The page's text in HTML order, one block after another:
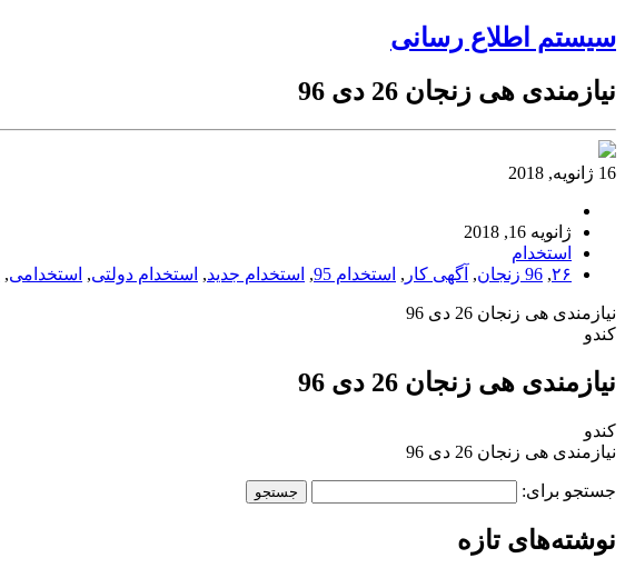
سیستم اطلاع رسانی
نیازمندی هی زنجان 26 دی 96
16 ژانویه, 2018
ژانویه 16, 2018
استخدام
۲۶, 96 زنجان , آگهی کار , استخدام 95 , استخدام جدید, استخدام دولتی, استخدامی,
نیازمندی هی زنجان 26 دی 96
کندو
نیازمندی هی زنجان 26 دی 96
کندو
نیازمندی هی زنجان 26 دی 96
جستجو برای:
نوشته‌های تازه